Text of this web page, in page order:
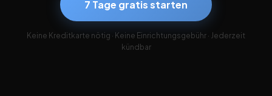
7 Tage gratis starten
Keine Kreditkarte nötig · Keine Einrichtungsgebühr · Jederzeit
kündbar